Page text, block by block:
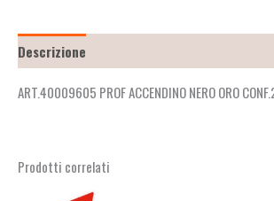
Descrizione
ART.40009605 PROF ACCENDINO NERO ORO
Prodotti correlati